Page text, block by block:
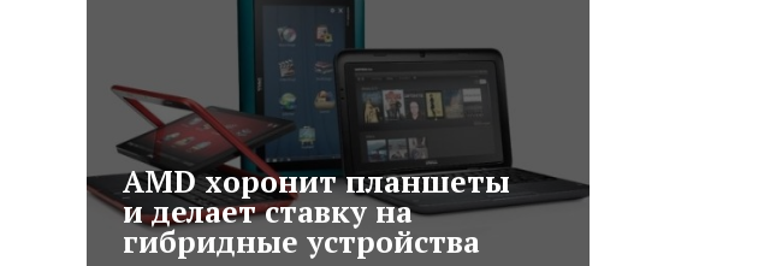
AMD хоронит планшеты
и делает ставку на
гибридные устройства